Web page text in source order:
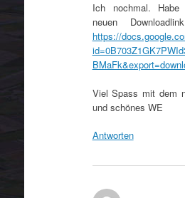
Ich nochmal. Habe
neuen
https://
Viel Spass mit dem
und schönes WE
Antworten